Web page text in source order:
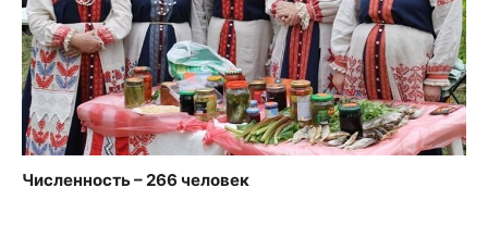
Численность – 266 человек